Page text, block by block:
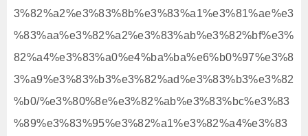
3%82%a2%e3%83%8b%e3%83%a1%e3%81%ae%e3
%83%aa%e3%82%a2%e3%83%ab%e3%82%bf%e3%
82%a4%e3%83%a0%e4%ba%ba%e6%b0%97%e3%8
3%a9%e3%83%b3%e3%82%ad%e3%83%b3%e3%82
%b0/%e3%80%8e%e3%82%ab%e3%83%bc%e3%83
%89%e3%83%95%e3%82%a1%e3%82%a4%e3%83